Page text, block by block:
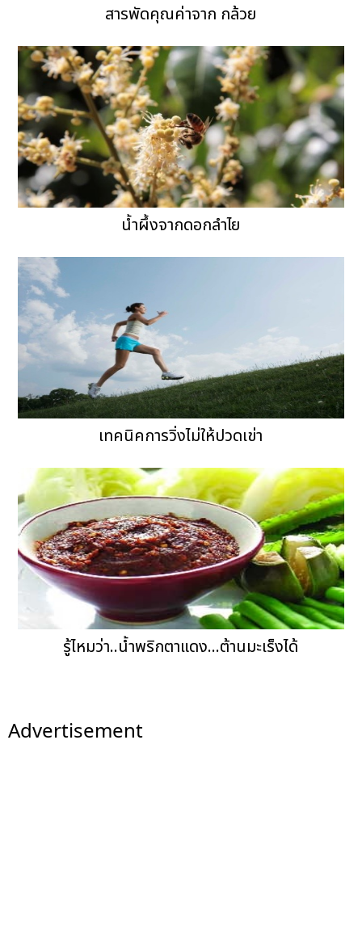
สารพัดคุณค่าจาก กล้วย
น้ำผึ้งจากดอกลำไย
เทคนิคการวิ่งไม่ให้ปวดเข่า
รู้ไหมว่า..น้ำพริกตาแดง...ต้านมะเร็งได้
Advertisement